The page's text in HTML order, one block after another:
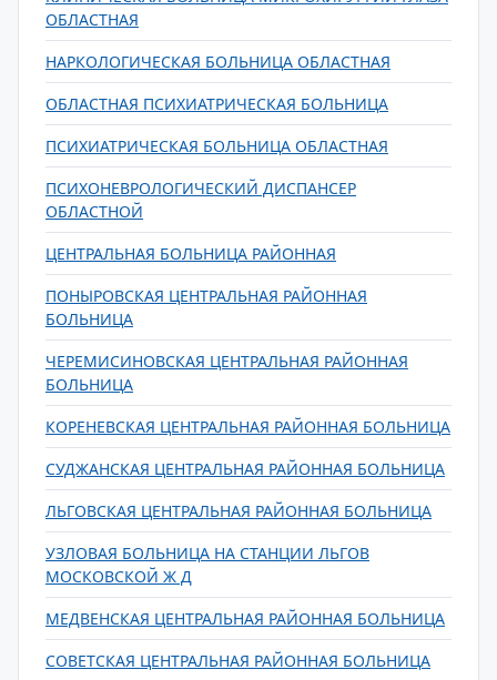
ОБЛАСТНАЯ
НАРКОЛОГИЧЕСКАЯ БОЛЬНИЦА ОБЛАСТНАЯ
ОБЛАСТНАЯ ПСИХИАТРИЧЕСКАЯ БОЛЬНИЦА
ПСИХИАТРИЧЕСКАЯ БОЛЬНИЦА ОБЛАСТНАЯ
ПСИХОНЕВРОЛОГИЧЕСКИЙ ДИСПАНСЕР
ОБЛАСТНОЙ
ЦЕНТРАЛЬНАЯ БОЛЬНИЦА РАЙОННАЯ
ПОНЫРОВСКАЯ ЦЕНТРАЛЬНАЯ РАЙОННАЯ
БОЛЬНИЦА
ЧЕРЕМИСИНОВСКАЯ ЦЕНТРАЛЬНАЯ РАЙОННАЯ
БОЛЬНИЦА
КОРЕНЕВСКАЯ ЦЕНТРАЛЬНАЯ РАЙОННАЯ БОЛЬНИЦА
СУДЖАНСКАЯ ЦЕНТРАЛЬНАЯ РАЙОННАЯ БОЛЬНИЦА
ЛЬГОВСКАЯ ЦЕНТРАЛЬНАЯ РАЙОННАЯ БОЛЬНИЦА
УЗЛОВАЯ БОЛЬНИЦА НА СТАНЦИИ ЛЬГОВ
МОСКОВСКОЙ Ж Д
МЕДВЕНСКАЯ ЦЕНТРАЛЬНАЯ РАЙОННАЯ БОЛЬНИЦА
СОВЕТСКАЯ ЦЕНТРАЛЬНАЯ РАЙОННАЯ БОЛЬНИЦА